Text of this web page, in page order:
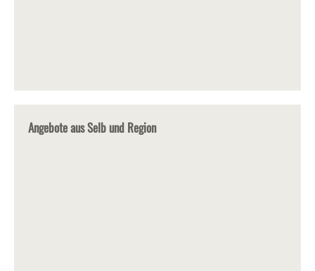
Angebote aus Selb und Region